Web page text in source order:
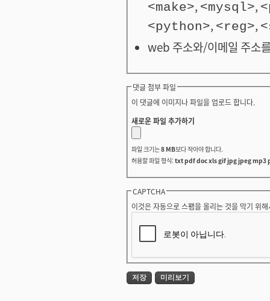
<make>, <mysql>,
<python>, <reg>,
web 주소와/이메일 주소
댓글 첨부 파일
이 댓글에 이미지나 파일을 업로드 합니다.
새로운 파일 추가하기
파일 크기는8 MB보다 작아야 합니다.
허용할 파일 형식: txt pdf doc xls gif jpg jpeg mp3
CAPTCHA
이것은 자동으로 스팸을 올리는 것을 막기 위